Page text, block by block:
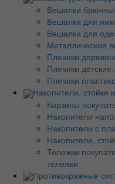
Вешалки
Вешалки для
Вешалки для
Металлические
Плечики
Плечики
Плечики
Накопители, стойки
Корзины
Накопители
Накопители с
Накопители,
Тележки
тележки
Противокражные